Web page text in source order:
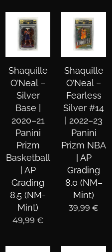
Shaquille
O’Neal –
Silver
Base |
2020–21
Panini
Prizm
Basketball
| AP
Grading
8.5 (NM-
Mint)
49,99 €
Shaquille
O’Neal –
Fearless
Silver #14
| 2022–23
Panini
Prizm NBA
| AP
Grading
8.0 (NM–
Mint)
39,99 €